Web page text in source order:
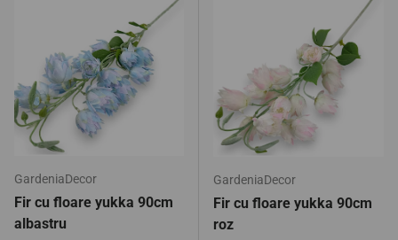
GardeniaDecor
Fir cu floare yukka 90cm
albastru
GardeniaDecor
Fir cu floare yukka 90cm
roz